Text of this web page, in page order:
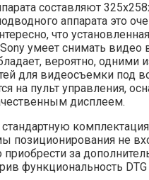
составляют
аппарата это
что
умеет снимать видео
вероятно,
для видеосъемки под
на пульт управления,
дисплеем.
позиционирования не
за
функциональность DTG